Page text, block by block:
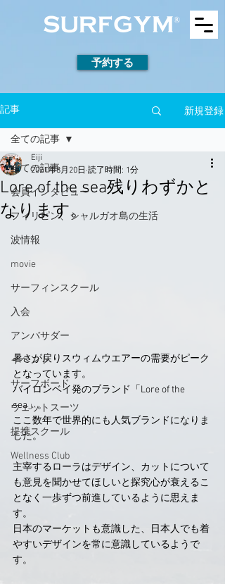
予約する
記事 新規登録
全ての記事
会員インタビュー
フィリピン、シャルガオ島の生活
波情報
movie
サーフィンスクール
入会
アンバサダー
イベント
サーフボード
ウェットスーツ
提携スクール
Wellness Club
全ての記事
Lore of the sea残りわずかと
なります。
Eiji
2021年8月20日 読了時間: 1分
暑さが戻りスウィムウエアーの需要がピーク
となっています。
バイロンベイ発のブランド「Lore of the
sea」。
ここ数年で世界的にも人気ブランドになりま
した。
主宰するローラはデザイン、カットについて
も意見を聞かせてほしいと探究心が衰えるこ
となく一歩ずつ前進しているように思えま
す。
日本のマーケットも意識した、日本人でも着
やすいデザインを常に意識しているようで
す。